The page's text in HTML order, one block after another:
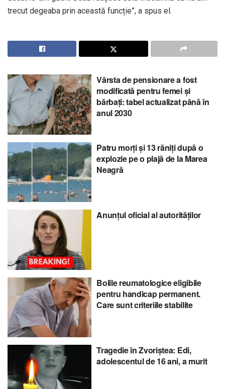
trecut degeaba prin această funcție”, a spus el.
Vârsta de pensionare a fost
modificată pentru femei și
bărbați: tabel actualizat până în
anul 2030
Patru morți și 13 răniți după o
explozie pe o plajă de la Marea
Neagră
Anunțul oficial al autorităților
Bolile reumatologice eligibile
pentru handicap permanent.
Care sunt criteriile stabilite
Tragedie în Zvoriștea: Edi,
adolescentul de 16 ani, a murit